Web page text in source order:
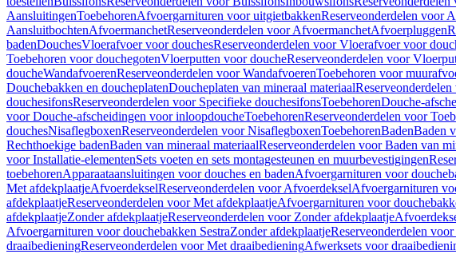
AansluitingenToebehorenAfvoergarnituren voor uitgietbakkenReserveonderdelen voor
AansluitbochtenAfvoermanchetReserveonderdelen voor AfvoermanchetAfvoerpluggen
badenDouchesVloerafvoer voor douchesReserveonderdelen voor Vloerafvoer voor
Toebehoren voor douchegotenVloerputten voor doucheReserveonderdelen voor
doucheWandafvoerenReserveonderdelen voor WandafvoerenToebehoren voor
Douchebakken en doucheplatenDoucheplaten van mineraal materiaal
douchesifonsReserveonderdelen voor Specifieke douchesifonsToebehorenDouche-
voor Douche-afscheidingen voor inloopdoucheToebehorenReserveonderdelen voor
douchesNisaflegboxenReserveonderdelen voor NisaflegboxenToebehorenBadenBaden
Rechthoekige badenBaden van mineraal materiaalReserveonderdelen voor Baden van
voor Installatie-elementenSets voeten en sets montagesteunen en muurbevestigingen
toebehorenApparaataansluitingen voor douches en badenAfvoergarnituren voor
Met afdekplaatjeAfvoerdekselReserveonderdelen voor AfvoerdekselAfvoergarnituren
afdekplaatjeReserveonderdelen voor Met afdekplaatjeAfvoergarnituren voor
afdekplaatjeZonder afdekplaatjeReserveonderdelen voor Zonder afdekplaatje
Afvoergarnituren voor douchebakken SestraZonder afdekplaatjeReserveonderdelen
draaibedieningReserveonderdelen voor Met draaibedieningAfwerksets voor